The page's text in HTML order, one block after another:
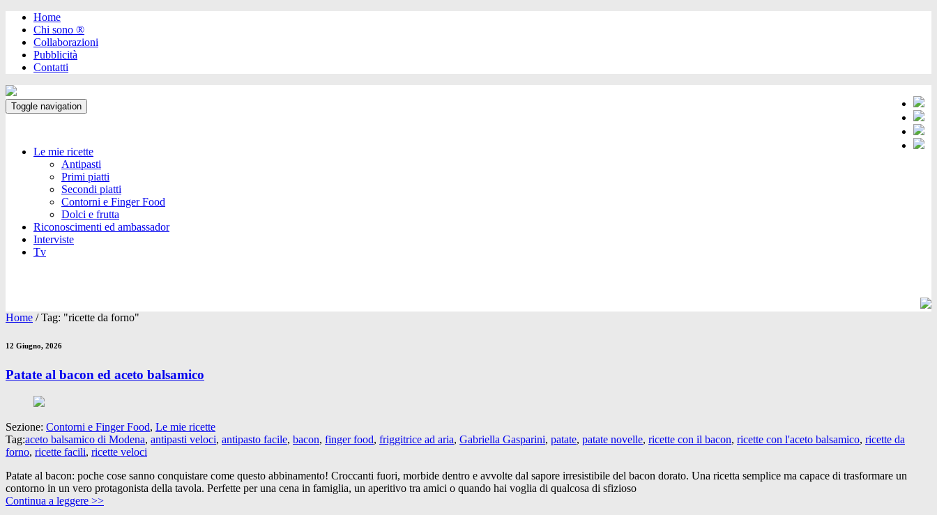
Home
Chi sono ®️
Collaborazioni
Pubblicità
Contatti
Toggle navigation
Le mie ricette
Antipasti
Primi piatti
Secondi piatti
Contorni e Finger Food
Dolci e frutta
Riconoscimenti ed ambassador
Interviste
Tv
Home /Tag: "ricette da forno"
12 Giugno, 2026
Patate al bacon ed aceto balsamico
Sezione: Contorni e Finger Food, Le mie ricette
Tag:aceto balsamico di Modena, antipasti veloci, antipasto facile, bacon, finger food, friggitrice ad aria, Gabriella Gasparini, patate, patate novelle, ricette con il bacon, ricette con l'aceto balsamico, ricette da
forno, ricette facili, ricette veloci
Patate al bacon: poche cose sanno conquistare come questo abbinamento! Croccanti fuori, morbide dentro e avvolte dal sapore irresistibile del bacon dorato. Una ricetta semplice ma capace di trasformare un
contorno in un vero protagonista della tavola. Perfette per una cena in famiglia, un aperitivo tra amici o quando hai voglia di qualcosa di sfizioso
Continua a leggere >>